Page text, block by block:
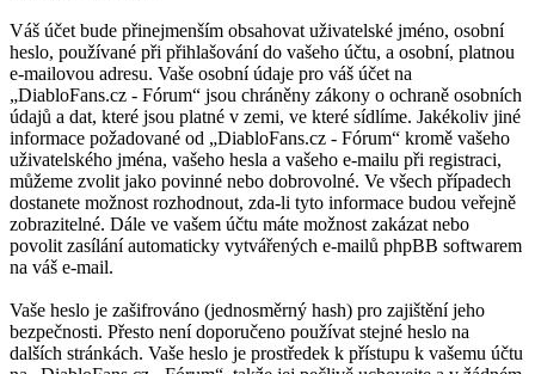
Váš účet bude přinejmenším obsahovat uživatelské jméno, osobní
heslo, používané při přihlašování do vašeho účtu, a osobní, platnou
e-mailovou adresu. Vaše osobní údaje pro váš účet na
„DiabloFans.cz - Fórum“ jsou chráněny zákony o ochraně osobních
údajů a dat, které jsou platné v zemi, ve které sídlíme. Jakékoliv jiné
informace požadované od „DiabloFans.cz - Fórum“ kromě vašeho
uživatelského jména, vašeho hesla a vašeho e-mailu při registraci,
můžeme zvolit jako povinné nebo dobrovolné. Ve všech případech
dostanete možnost rozhodnout, zda-li tyto informace budou veřejně
zobrazitelné. Dále ve vašem účtu máte možnost zakázat nebo
povolit zasílání automaticky vytvářených e-mailů phpBB softwarem
na váš e-mail.
Vaše heslo je zašifrováno (jednosměrný hash) pro zajištění jeho
bezpečnosti. Přesto není doporučeno používat stejné heslo na
dalších stránkách. Vaše heslo je prostředek k přístupu k vašemu účtu